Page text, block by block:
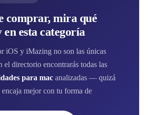
comprar, mira qué
en esta categoría
iOS y iMazing no son las únicas
el directorio encontrarás todas las
para mac analizadas — quizá
encaja mejor con tu forma de